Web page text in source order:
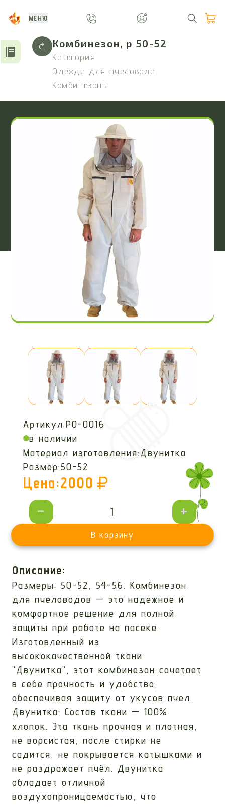
МЕНЮ
Комбинезон, р 50-52
Категория:
Одежда для пчеловода
Комбинезоны
Артикул:PO-0016
в наличии
Материал изготовления:Двунитка
Размер:50-52
Цена:2000
- +
В корзину
Описание:
Размеры: 50-52, 54-56. Комбинезон
для пчеловодов — это надежное и
комфортное решение для полной
защиты при работе на пасеке.
Изготовленный из
высококачественной ткани
"Двунитка", этот комбинезон сочетает
в себе прочность и удобство,
обеспечивая защиту от укусов пчел.
Двунитка: Состав ткани — 100%
хлопок. Эта ткань прочная и плотная,
не ворсистая, после стирки не
садится, не покрывается катышками и
не раздражает пчёл. Двунитка
обладает отличной
воздухопроницаемостью, что